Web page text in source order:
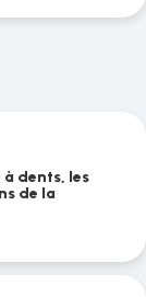
dents, les
de la